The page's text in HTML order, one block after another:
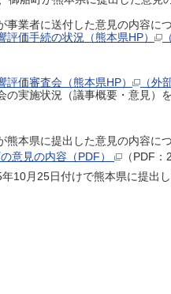
事業者に送付した意見の内容に
評価手続の状況（熊本県HP）
評価審査会（熊本県HP）
（外
実施状況（議事概要・意見）を
熊本県に提出した意見の内容に
意見の内容（PDF）
（PDF
10月25日付けで熊本県に提出